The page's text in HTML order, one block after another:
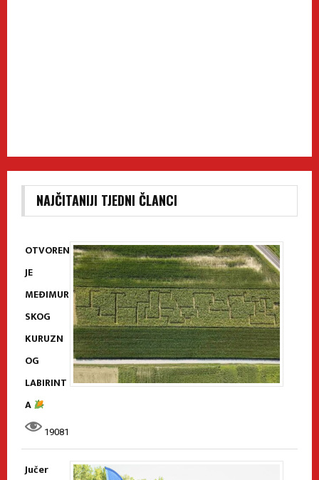
NAJČITANIJI TJEDNI ČLANCI
OTVOREN
JE
MEĐIMUR
SKOG
KURUZN
OG
LABIRINT
A
19081
Jučer